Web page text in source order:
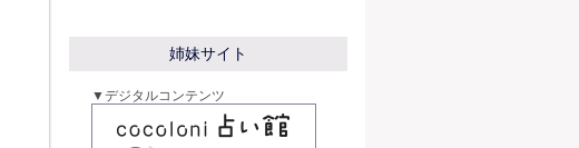
姉妹サイト
▼デジタルコンテンツ